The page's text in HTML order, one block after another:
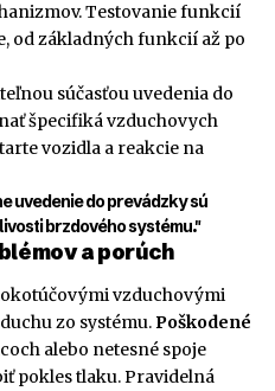
Testovanie funkcií
od základných funkcií až po
súčasťou uvedenia do
špecifiká vzduchovych
vozidla a reakcie na
uvedenie do prevádzky sú
brzdového systému."
a porúch
vzduchovými
zo systému.Poškodené
alebo netesné spoje
pokles tlaku. Pravidelná